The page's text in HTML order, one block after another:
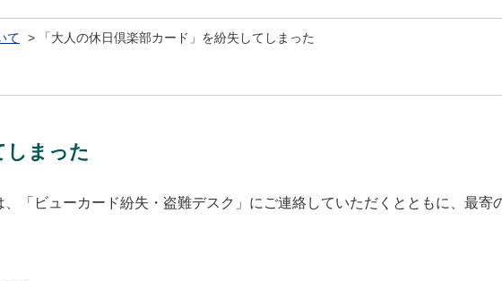
て > 「大人の休日倶楽部カード」を紛失してしまった
しまった
「ビューカード紛失・盗難デスク」にご連絡していただくとともに、最寄